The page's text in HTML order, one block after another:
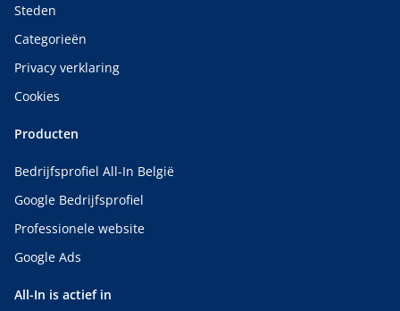
Steden
Categorieën
Privacy verklaring
Cookies
Producten
Bedrijfsprofiel All-In België
Google Bedrijfsprofiel
Professionele website
Google Ads
All-In is actief in